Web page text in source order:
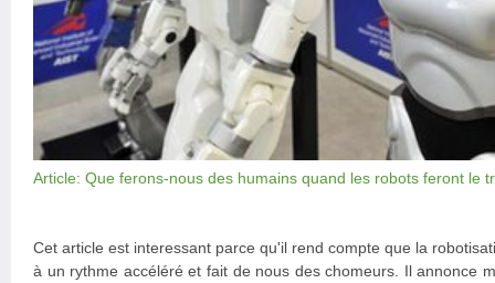
Article: Que ferons-nous des humains quand les robots feront le
Cet article est interessant parce qu'il rend compte que la
à un rythme accéléré et fait de nous des chomeurs. Il annonce